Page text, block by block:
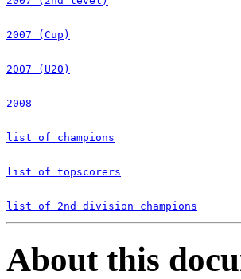
2007 (Cup)
2007 (U20)
2008
list of champions
list of topscorers
list of 2nd division champions
About this